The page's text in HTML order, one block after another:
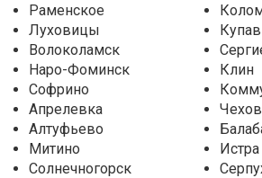
Раменское
Луховицы
Волоколамск
Наро-Фоминск
Клин
Софрино
Апрелевка
Чехов
Алтуфьево
Митино
Истра
Солнечногорск